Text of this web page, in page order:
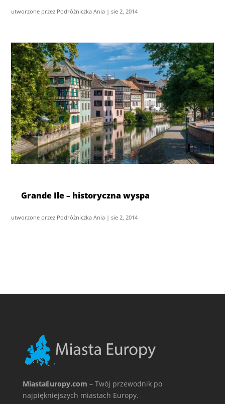
utworzone przez Podróżniczka Ania |sie 2, 2014
Grande Ile – historyczna wyspa
utworzone przez Podróżniczka Ania |sie 2, 2014
MiastaEuropy.com – Twój przewodnik po
najpiękniejszych miastach Europy.